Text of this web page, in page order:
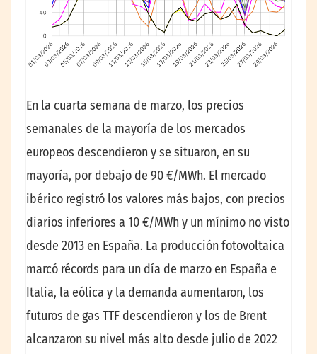
En la cuarta semana de marzo, los precios
semanales de la mayoría de los mercados
europeos descendieron y se situaron, en su
mayoría, por debajo de 90 €/MWh. El mercado
ibérico registró los valores más bajos, con precios
diarios inferiores a 10 €/MWh y un mínimo no visto
desde 2013 en España. La producción fotovoltaica
marcó récords para un día de marzo en España e
Italia, la eólica y la demanda aumentaron, los
futuros de gas TTF descendieron y los de Brent
alcanzaron su nivel más alto desde julio de 2022